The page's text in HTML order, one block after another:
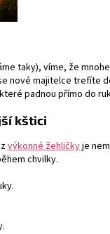
taky), víme, že
nové majitelce trefíte
padnou přímo do
kštici
výkonné žehličkyje
chvilky.